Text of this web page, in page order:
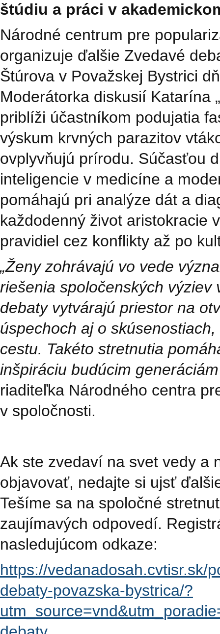
štúdiu a práci v
Národné centrum pre
organizuje ďalšie Zvedavé
Štúrova v Považskej Bystrici
Moderátorka diskusií Katarína
priblíži účastníkom podujatia
výskum krvných parazitov
ovplyvňujú prírodu. Súčasťou
inteligencie v medicíne a
pomáhajú pri analýze dát a
každodenný život aristokracie
pravidiel cez konflikty až po
„Ženy zohrávajú vo vede
riešenia spoločenských
debaty vytvárajú priestor na
úspechoch aj o
cestu. Takéto stretnutia
inšpiráciu budúcim
riaditeľka Národného centra
v spoločnosti.
Ak ste zvedaví na svet vedy a
objavovať, nedajte si ujsť
Tešíme sa na spoločné
zaujímavých odpovedí.
nasledujúcom odkaze:
https://vedanadosah.cvtisr.sk/
debaty-povazska-bystrica/?